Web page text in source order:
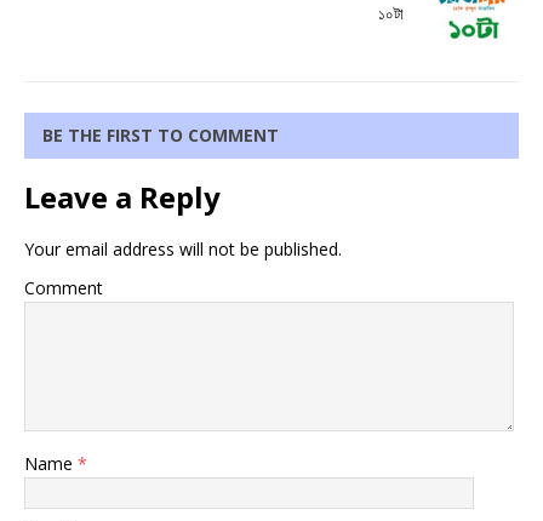
১০টা
BE THE FIRST TO COMMENT
Leave a Reply
Your email address will not be published.
Comment
Name *